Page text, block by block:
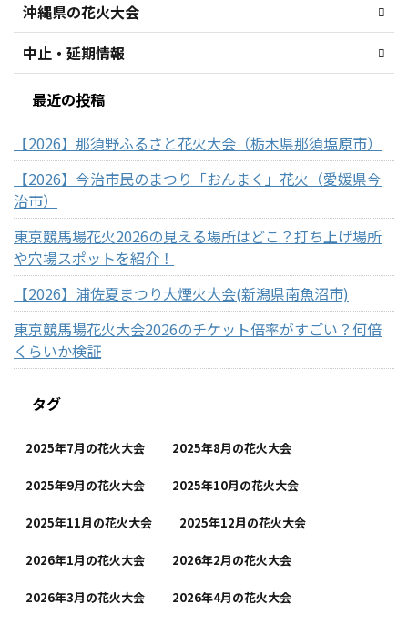
沖縄県の花火大会
中止・延期情報
最近の投稿
【2026】那須野ふるさと花火大会（栃木県那須塩原市）
【2026】今治市民のまつり「おんまく」花火（愛媛県今
治市）
東京競馬場花火2026の見える場所はどこ？打ち上げ場所
や穴場スポットを紹介！
【2026】浦佐夏まつり大煙火大会(新潟県南魚沼市)
東京競馬場花火大会2026のチケット倍率がすごい？何倍
くらいか検証
タグ
2025年7月の花火大会 2025年8月の花火大会
2025年9月の花火大会 2025年10月の花火大会
2025年11月の花火大会 2025年12月の花火大会
2026年1月の花火大会 2026年2月の花火大会
2026年3月の花火大会 2026年4月の花火大会